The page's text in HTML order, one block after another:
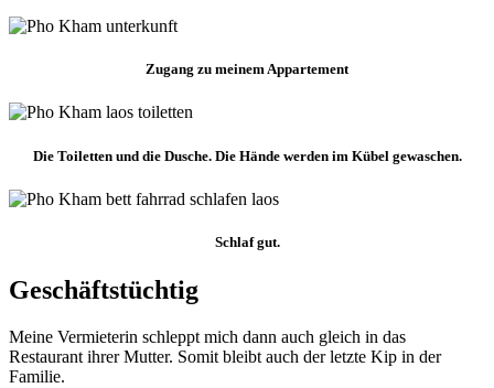
Zugang zu meinem Appartement
Die Toiletten und die Dusche. Die Hände werden im Kübel gewaschen.
Schlaf gut.
Geschäftstüchtig
Meine Vermieterin schleppt mich dann auch gleich in das
Restaurant ihrer Mutter. Somit bleibt auch der letzte Kip in der
Familie.